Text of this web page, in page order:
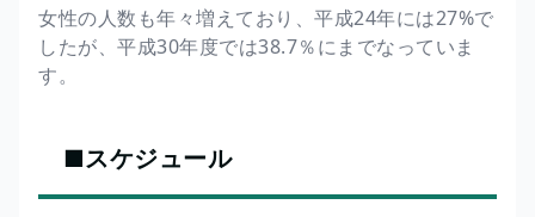
女性の人数も年々増えており、平成24年には27%で
したが、平成30年度では38.7％にまでなっていま
す。
■スケジュール